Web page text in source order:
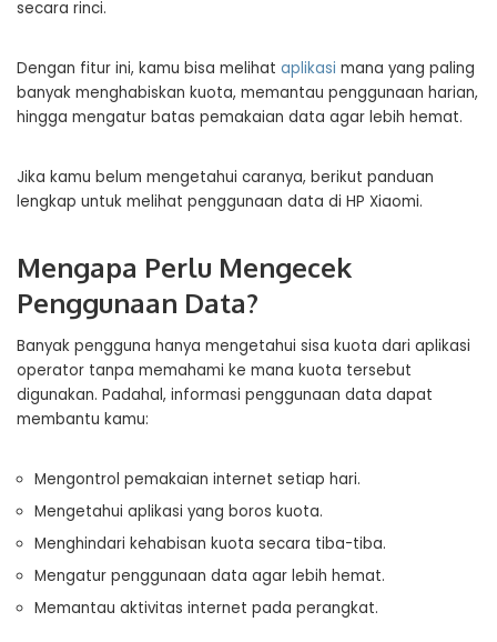
secara rinci.
Dengan fitur ini, kamu bisa melihat aplikasi mana yang paling
banyak menghabiskan kuota, memantau penggunaan harian,
hingga mengatur batas pemakaian data agar lebih hemat.
Jika kamu belum mengetahui caranya, berikut panduan
lengkap untuk melihat penggunaan data di HP Xiaomi.
Mengapa Perlu Mengecek
Penggunaan Data?
Banyak pengguna hanya mengetahui sisa kuota dari aplikasi
operator tanpa memahami ke mana kuota tersebut
digunakan. Padahal, informasi penggunaan data dapat
membantu kamu:
Mengontrol pemakaian internet setiap hari.
Mengetahui aplikasi yang boros kuota.
Menghindari kehabisan kuota secara tiba-tiba.
Mengatur penggunaan data agar lebih hemat.
Memantau aktivitas internet pada perangkat.